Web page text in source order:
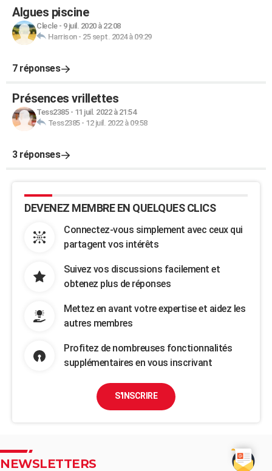
Algues piscine
Clecle- 9 juil. 2020 à 22:08
Harrison- 25 sept. 2024 à 09:29
7 réponses
Présences vrillettes
Tess2385- 11 juil. 2022 à 21:54
Tess2385- 12 juil. 2022 à 09:58
3 réponses
DEVENEZ MEMBRE EN QUELQUES CLICS
Connectez-vous simplement avec ceux qui
partagent vos intérêts
Suivez vos discussions facilement et
obtenez plus de réponses
Mettez en avant votre expertise et aidez les
autres membres
Profitez de nombreuses fonctionnalités
supplémentaires en vous inscrivant
S'INSCRIRE
NEWSLETTERS